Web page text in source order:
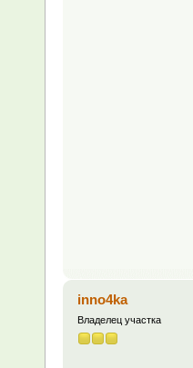
inno4ka
Владелец участка